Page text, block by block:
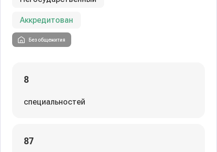
Аккредитован
Без общежития
8
специальностей
87